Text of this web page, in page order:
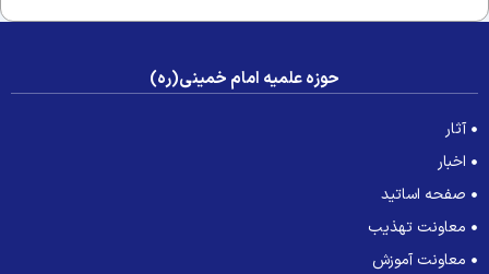
حوزه علمیه امام خمینی(ره)
آثار
اخبار
صفحه اساتید
معاونت تهذیب
معاونت آموزش